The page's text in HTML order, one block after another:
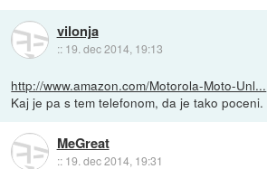
vilonja
:: 19. dec 2014, 19:13
http://www.amazon.com/Motorola-Moto-Unl...
Kaj je pa s tem telefonom, da je tako poceni.
MeGreat
:: 19. dec 2014, 19:31